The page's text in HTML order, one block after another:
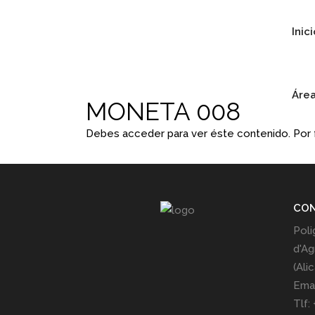
MONETA 008
Debes acceder para ver éste contenido.
Tlf: